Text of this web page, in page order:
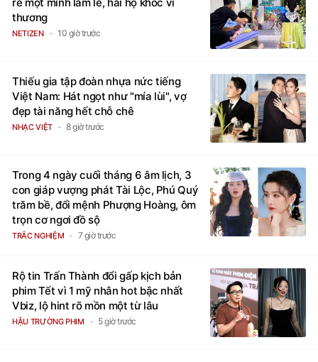
thương
NETIZEN 10 giờ trước
Thiếu gia tập đoàn nhựa nức tiếng
Việt Nam: Hát ngọt như "mía lùi", vợ
đẹp tài năng hết chỗ chê
NHẠC VIỆT 8 giờ trước
Trong 4 ngày cuối tháng 6 âm lịch, 3
con giáp vượng phát Tài Lộc, Phú Quý
trăm bề, đổi mệnh Phượng Hoàng, ôm
trọn cơ ngơi đồ sộ
TRẮC NGHIỆM 7 giờ trước
Rộ tin Trấn Thành đổi gấp kịch bản
phim Tết vì 1 mỹ nhân hot bậc nhất
Vbiz, lộ hint rõ mồn một từ lâu
HẬU TRƯỜNG PHIM 5 giờ trước